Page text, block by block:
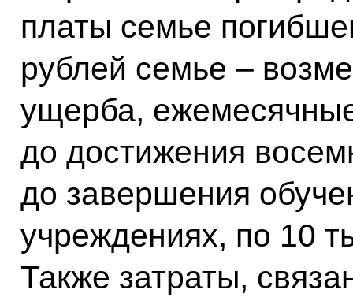
платы семье
рублей семье –
ущерба,
до достижения
до завершения
учреждениях, по 10
Также затраты,